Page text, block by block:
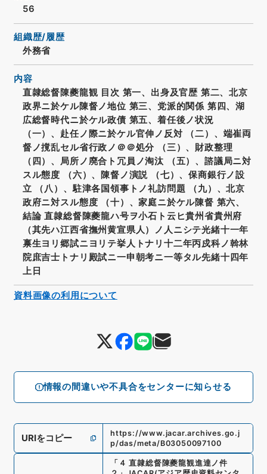
情報の間違いや不具合をセンターに知らせる
56
組織歴/履歴
外務省
内容
直隷総督陳夔龍観 目次 第一、出身及官歴 第二、北京
政界ニ於ケル陳督ノ地位 第三、党派的関係 第四、湖
広総督時代ニ於ケル政債 第五、着任後ノ状況
（一）、赴任ノ際ニ於ケル官伸ノ反対 （二）、端崔両
督ノ撹乱セル省行政ノ＠＠処分 （三）、財政整理
（四）、局所ノ廃合ト冗員ノ淘汰 （五）、諮議局ニ対
スル態度 （六）、陳督ノ演説 （七）、保商銀行ノ設
立 （八）、駐津各国領事トノ礼訪問題 （九）、北京
政府ニ対スル態度 （十）、家庭ニ於ケル陳督 第六、
結論 直隷総督陳夔龍ハ号ヲ小石ト云ヒ貴州省貴州府
（其先ハ江西省撫州黄宣県人）ノ人ニシテ光緒十一年
禀生ヨリ郷試ニヨリテ挙人トナリ十二年丙戍科ノ斡林
院庶吉士トナリ殿試ニ一申朝考ニ一等タル先緒十四年
上日
URIをコピー
https://www.jacar.archives.go.j
p/das/meta/B03050097100
「 ４ 直隷総督陳夔龍観進達ノ件
資料画像の利用について